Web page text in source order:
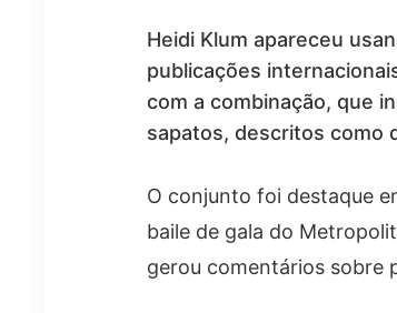
Heidi Klum apareceu
publicações
com a combinação, que
sapatos, descritos como
O conjunto foi destaque
baile de gala do
gerou comentários sobre